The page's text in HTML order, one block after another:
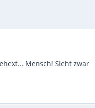
Mensch! Sieht zwar